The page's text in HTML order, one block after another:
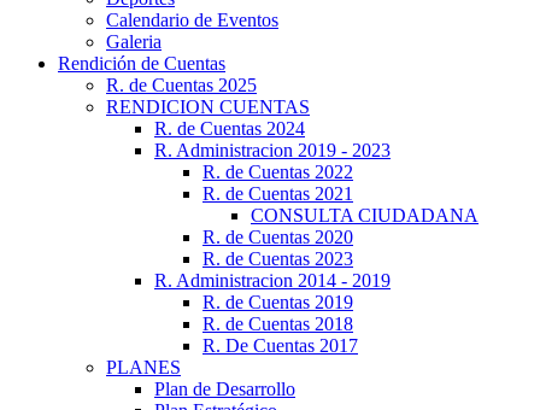
Calendario de Eventos
Galeria
Rendición de Cuentas
R. de Cuentas 2025
RENDICION CUENTAS
R. de Cuentas 2024
R. Administracion 2019 - 2023
R. de Cuentas 2022
R. de Cuentas 2021
CONSULTA CIUDADANA
R. de Cuentas 2020
R. de Cuentas 2023
R. Administracion 2014 - 2019
R. de Cuentas 2019
R. de Cuentas 2018
R. De Cuentas 2017
PLANES
Plan de Desarrollo